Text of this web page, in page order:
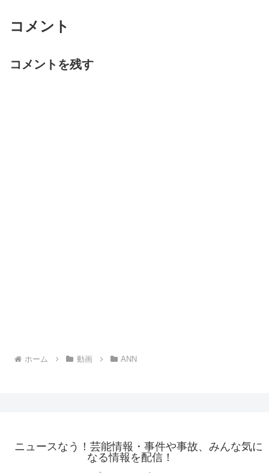
コメント
コメントを残す
ホーム 動画 ANN
ニュースなう！芸能情報・事件や事故、みんな気に
なる情報を配信！